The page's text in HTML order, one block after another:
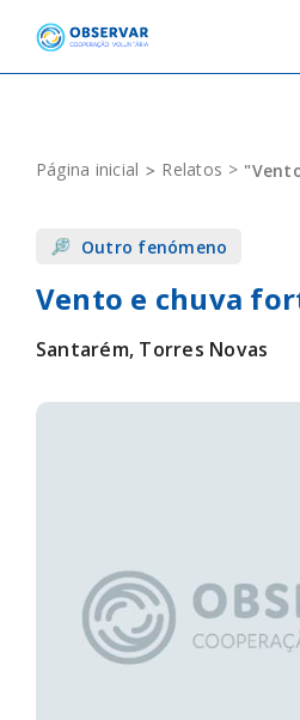
content
EVENTOS
DEFINIÇÕES
F.A.Q.
Página inicial Relatos
Outro fenómeno
Vento e chuva
Santarém, Torres Novas